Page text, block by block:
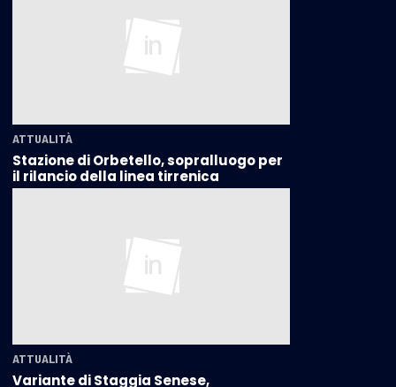
ATTUALITÀ
Stazione di Orbetello, sopralluogo per
il rilancio della linea tirrenica
ATTUALITÀ
Variante di Staggia Senese,